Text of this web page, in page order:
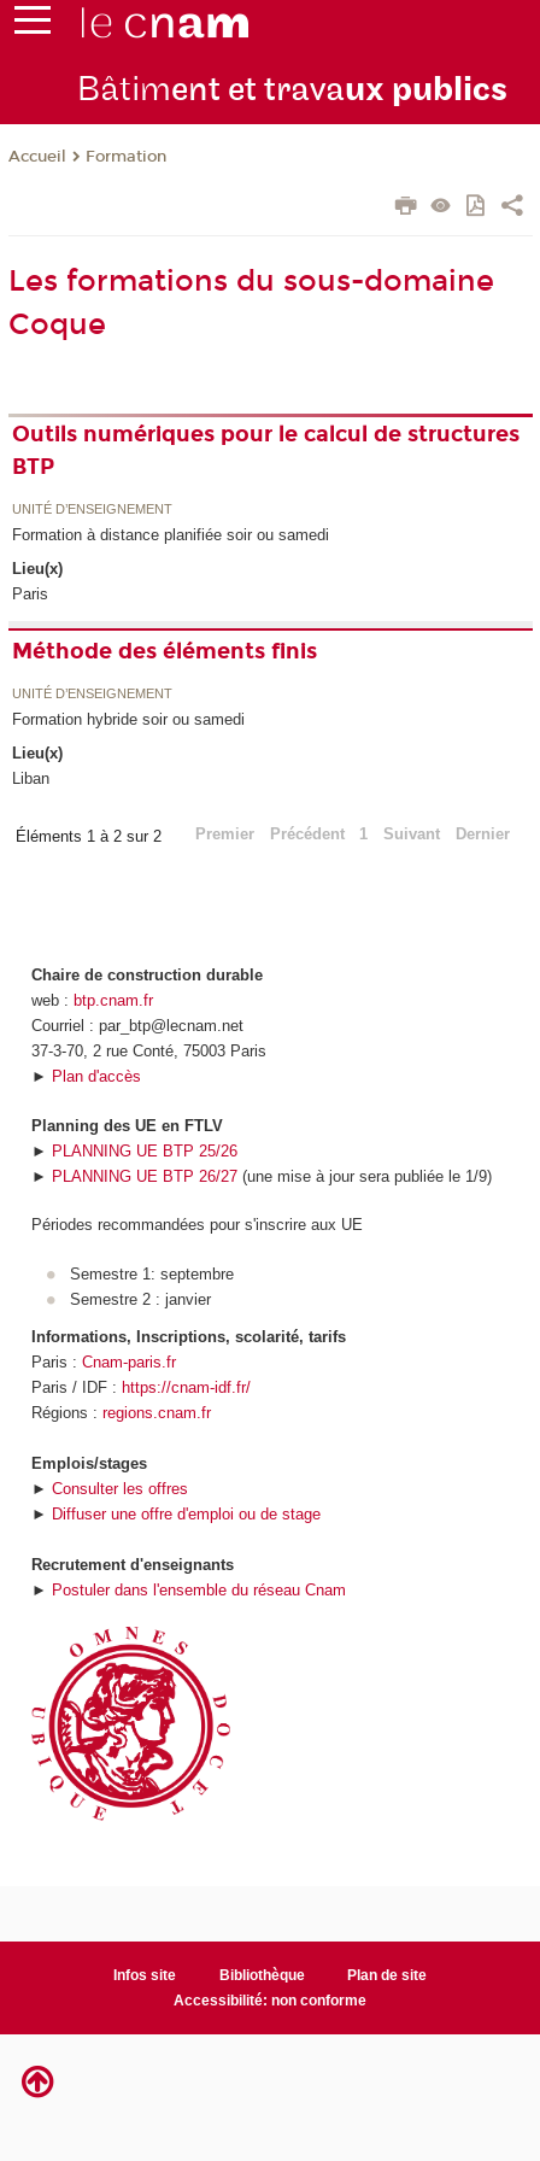
Bâtiment et travaux publics
Accueil Formation
Les formations du sous-domaine
Coque
Outils numériques pour le calcul de structures
BTP
UNITÉ D’ENSEIGNEMENT
Formation à distance planifiée soir ou samedi
Lieu(x)
Paris
Méthode des éléments finis
UNITÉ D’ENSEIGNEMENT
Formation hybride soir ou samedi
Lieu(x)
Liban
Éléments 1 à 2 sur 2 Premier Précédent 1 Suivant Dernier
Chaire de construction durable
web : btp.cnam.fr
Courriel : par_btp@lecnam.net
37-3-70, 2 rue Conté, 75003 Paris
► Plan d'accès
Planning des UE en FTLV
► PLANNING UE BTP 25/26
► PLANNING UE BTP 26/27(une mise à jour sera publiée le 1/9)
Périodes recommandées pour s'inscrire aux UE
Semestre 1: septembre
Semestre 2 : janvier
Informations, Inscriptions, scolarité, tarifs
Paris : Cnam-paris.fr
Paris / IDF : https://cnam-idf.fr/
Régions : regions.cnam.fr
Emplois/stages
► Consulter les offres
► Diffuser une offre d'emploi ou de stage
Recrutement d'enseignants
► Postuler dans l'ensemble du réseau Cnam
Infos site Bibliothèque
Plan de site
Accessibilité: non conforme